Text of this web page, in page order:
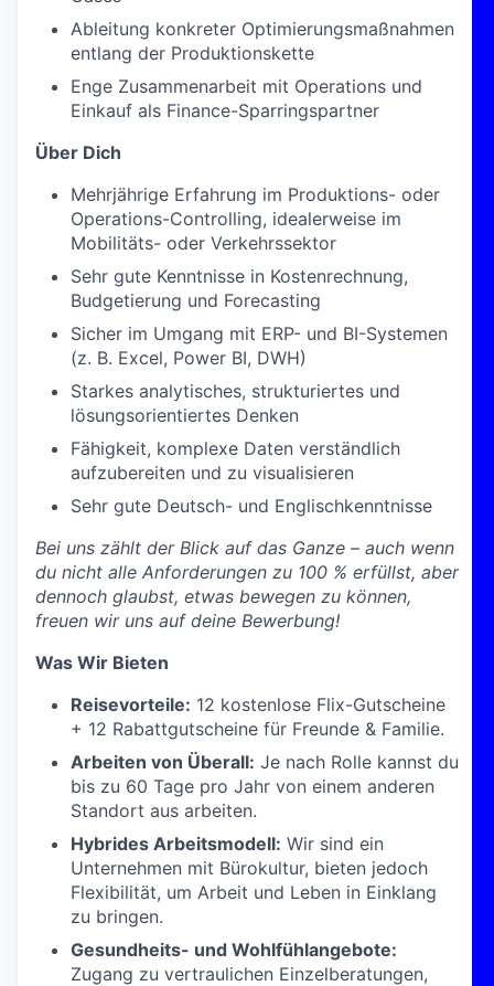
Ableitung konkreter Optimierungsmaßnahmen
entlang der Produktionskette
Enge Zusammenarbeit mit Operations und
Einkauf als Finance-Sparringspartner
Über Dich
Mehrjährige Erfahrung im Produktions- oder
Operations-Controlling, idealerweise im
Mobilitäts- oder Verkehrssektor
Sehr gute Kenntnisse in Kostenrechnung,
Budgetierung und Forecasting
Sicher im Umgang mit ERP- und BI-Systemen
(z. B. Excel, Power BI, DWH)
Starkes analytisches, strukturiertes und
lösungsorientiertes Denken
Fähigkeit, komplexe Daten verständlich
aufzubereiten und zu visualisieren
Sehr gute Deutsch- und Englischkenntnisse
Bei uns zählt der Blick auf das Ganze – auch wenn
du nicht alle Anforderungen zu 100 % erfüllst, aber
dennoch glaubst, etwas bewegen zu können,
freuen wir uns auf deine Bewerbung!
Was Wir Bieten
Reisevorteile: 12 kostenlose Flix-Gutscheine
+ 12 Rabattgutscheine für Freunde & Familie.
Arbeiten von Überall: Je nach Rolle kannst du
bis zu 60 Tage pro Jahr von einem anderen
Standort aus arbeiten.
Hybrides Arbeitsmodell: Wir sind ein
Unternehmen mit Bürokultur, bieten jedoch
Flexibilität, um Arbeit und Leben in Einklang
zu bringen.
Gesundheits- und Wohlfühlangebote:
Zugang zu vertraulichen Einzelberatungen,